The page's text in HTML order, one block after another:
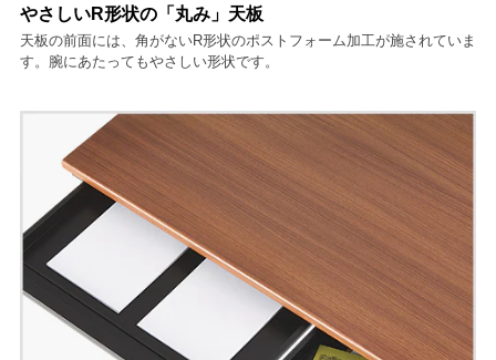
やさしいR形状の「丸み」天板
天板の前面には、角がないR形状のポストフォーム加工が施されていま
す。腕にあたってもやさしい形状です。